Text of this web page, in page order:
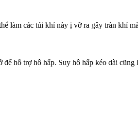
làm các túi khí này ị vỡ ra gây tràn khí
hỗ trợ hô hấp. Suy hô hấp kéo dài